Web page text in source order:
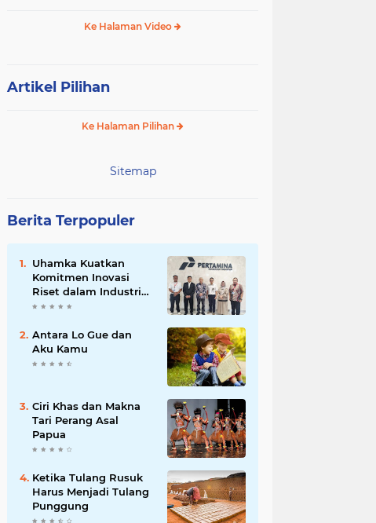
Ke Halaman Video
Artikel Pilihan
Ke Halaman Pilihan
Sitemap
Berita Terpopuler
Uhamka Kuatkan
Komitmen Inovasi
Riset dalam Industri
dengan PT. Pertamina
Antara Lo Gue dan
Aku Kamu
Ciri Khas dan Makna
Tari Perang Asal
Papua
Ketika Tulang Rusuk
Harus Menjadi Tulang
Punggung